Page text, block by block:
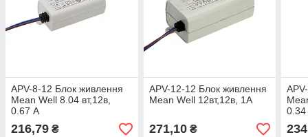
APV-8-12 Блок живлення
Mean Well 8.04 вт,12в,
0.67 А
216,79 ₴
APV-12-12 Блок живлення
Mean Well 12вт,12в, 1А
271,10₴